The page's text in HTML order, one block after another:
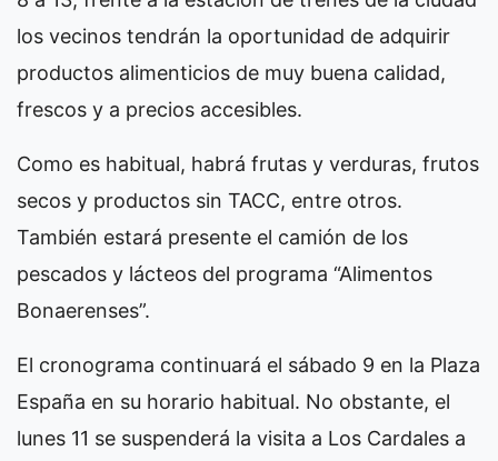
los vecinos tendrán la oportunidad de adquirir
productos alimenticios de muy buena calidad,
frescos y a precios accesibles.
Como es habitual, habrá frutas y verduras, frutos
secos y productos sin TACC, entre otros.
También estará presente el camión de los
pescados y lácteos del programa “Alimentos
Bonaerenses”.
El cronograma continuará el sábado 9 en la Plaza
España en su horario habitual. No obstante, el
lunes 11 se suspenderá la visita a Los Cardales a